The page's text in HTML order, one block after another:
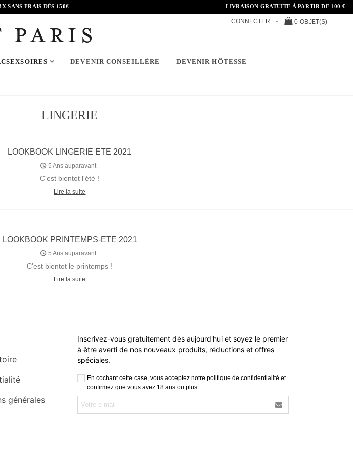
SANS FRAIS DÈS 150€ LIVRAISON GRATUITE À PARTIR DE 100 €
CONNECTER 0 OBJET(S)
DEVENIR CONSEILLÈRE DEVENIR HÔTESSE
LINGERIE
LOOKBOOK LINGERIE ETE 2021
5 Ans auparavant
C'est bientot l'été !
Lire la suite
LOOKBOOK PRINTEMPS-ETE 2021
5 Ans auparavant
C'est bientot le printemps !
Lire la suite
générales
Inscrivez-vous gratuitement dès aujourd'hui et soyez le premier
à être averti de nos nouveaux produits, réductions et offres
spéciales.
En cochant cette case, vous acceptez notre politique de confidentialité et
confirmez que vous avez 18 ans ou plus.